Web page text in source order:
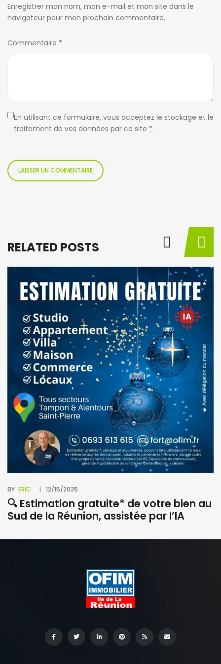
Enregistrer mon nom, mon e-mail et mon site dans le
navigateur pour mon prochain commentaire.
Commentaire *
En utilisant ce formulaire, vous acceptez le stockage et le
traitement de vos données par ce site *
RELATED POSTS
BY ERIC 12/15/2025
🔍 Estimation gratuite* de votre bien au
Sud de la Réunion, assistée par l’IA